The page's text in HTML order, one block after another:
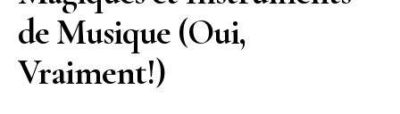
de Musique (Oui,
Vraiment!)